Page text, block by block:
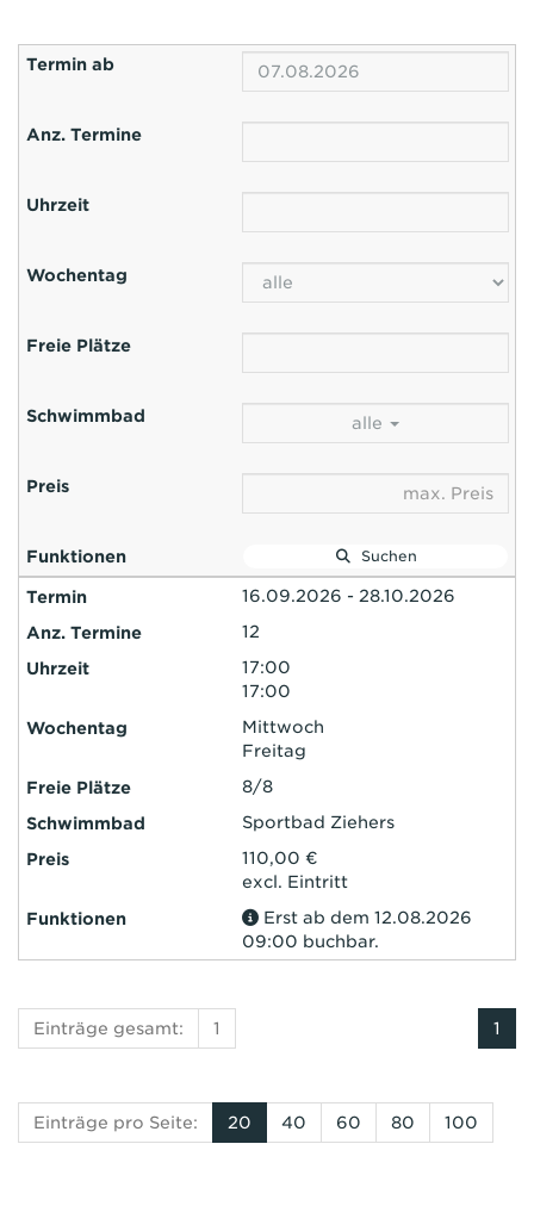
alle
Suchen
16.09.2026 - 28.10.2026
12
17:00
17:00
Mittwoch
Freitag
8/8
Sportbad Ziehers
110,00 €
excl. Eintritt
Erst ab dem 12.08.2026
09:00 buchbar.
1
Einträge gesamt: 1
Einträge pro Seite: 20 40 60 80 100